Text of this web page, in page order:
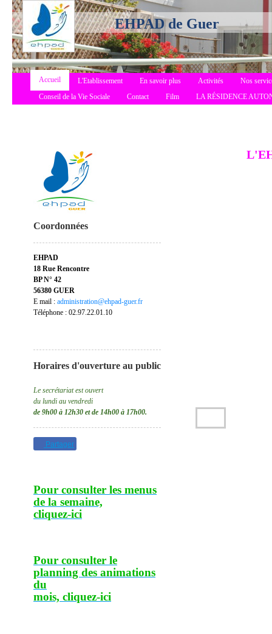
EHPAD de Guer
Accueil L'Etablissement En savoir plus Activités
Nos
Conseil de la Vie Sociale
Contact Film LA RÉSIDENCE
Coordonnées
EHPAD
18 Rue Rencontre
BP N° 42
56380 GUER
E mail : administration@ehpad-guer.fr
Téléphone : 02.97.22.01.10
Horaires d'ouverture au public
Le secrétariat est ouvert
du lundi au vendredi
de 9h00 à 12h30 et de 14h00 à 17h00.
Partager
Pour consulter les menus
de la semaine,
cliquez-ici
Pour consulter le
planning des animations
du
mois, cliquez-ici